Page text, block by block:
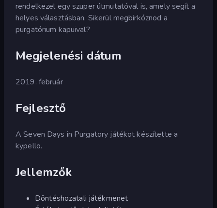
rendelkezel egy szuper útmutatóval is, amely segít a
helyes választásban. Sikerül megbirkóznod a
purgatórium kapuival?
Megjelenési dátum
2019. február
Fejlesztő
A Seven Days in Purgatory játékot készítette a
kypello.
Jellemzők
Döntéshozatali játékmenet